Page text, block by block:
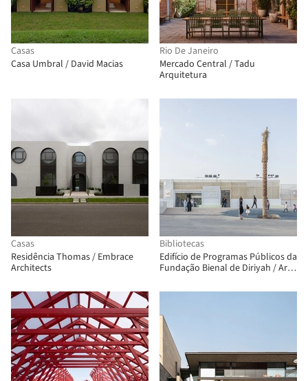
Casas
Casa Umbral / David Macias
Rio De Janeiro
Mercado Central / Tadu
Arquitetura
Casas
Residência Thomas / Embrace
Architects
Bibliotecas
Edifício de Programas Públicos da
Fundação Bienal de Diriyah / Ariel